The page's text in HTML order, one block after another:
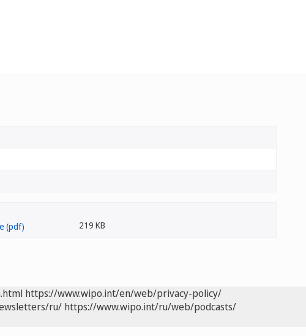
219 KB
https://www.wipo.int/en/web/privacy-policy/
ru/ https://www.wipo.int/ru/web/podcasts/